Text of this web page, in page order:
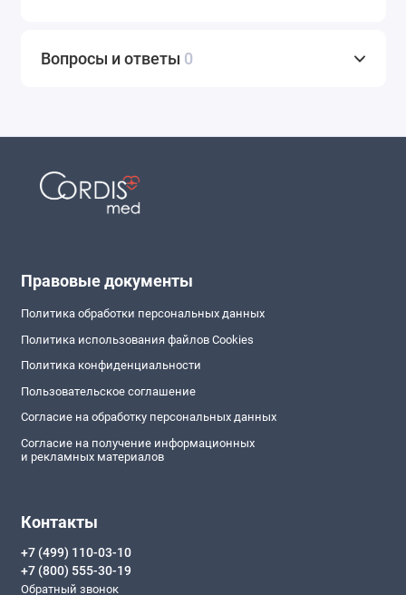
Вопросы и ответы 0
Правовые документы
Политика обработки персональных данных
Политика использования файлов Cookies
Политика конфиденциальности
Пользовательское соглашение
Согласие на обработку персональных данных
Согласие на получение информационных
и рекламных материалов
Контакты
+7 (499) 110-03-10
+7 (800) 555-30-19
Обратный звонок